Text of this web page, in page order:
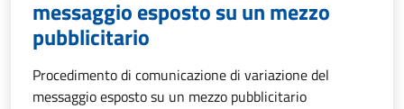
messaggio esposto su un mezzo
pubblicitario
Procedimento di comunicazione di variazione del
messaggio esposto su un mezzo pubblicitario